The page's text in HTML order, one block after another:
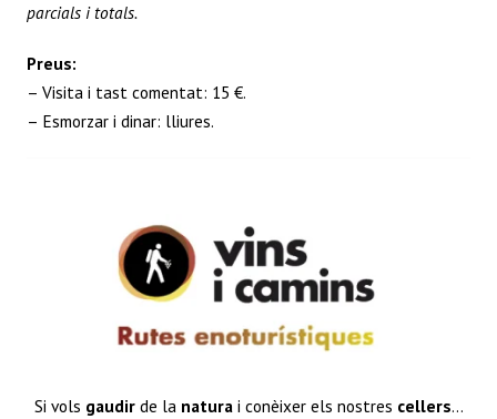
parcials i totals.
Preus:
– Visita i tast comentat: 15 €.
– Esmorzar i dinar: lliures.
Si vols gaudirde la naturai conèixer els nostres cellers…